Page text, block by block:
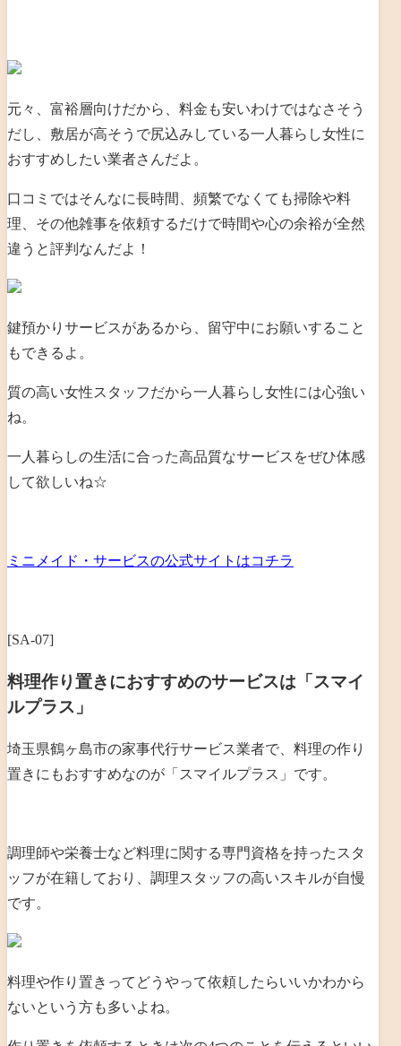
元々、富裕層向けだから、料金も安いわけではなさそう
だし、敷居が高そうで尻込みしている一人暮らし女性に
おすすめしたい業者さんだよ。
口コミではそんなに長時間、頻繁でなくても掃除や料
理、その他雑事を依頼するだけで時間や心の余裕が全然
違うと評判なんだよ！
鍵預かりサービスがあるから、留守中にお願いすること
もできるよ。
質の高い女性スタッフだから一人暮らし女性には心強い
ね。
一人暮らしの生活に合った高品質なサービスをぜひ体感
して欲しいね☆
ミニメイド・サービスの公式サイトはコチラ
[SA-07]
料理作り置きにおすすめのサービスは「スマイ
ルプラス」
埼玉県鶴ヶ島市の家事代行サービス業者で、料理の作り
置きにもおすすめなのが「スマイルプラス」です。
調理師や栄養士など料理に関する専門資格を持ったスタ
ッフが在籍しており、 調理スタッフの高いスキルが自慢
です。
料理や作り置きってどうやって依頼したらいいかわから
ないという方も多いよね。